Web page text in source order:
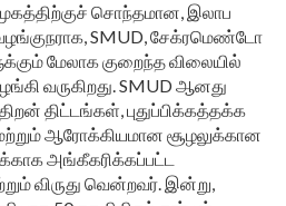
சொந்தமான, இலாப
SMUD, சேக்ரமெண்டோ
மேலாக குறைந்த விலையில்
வருகிறது. SMUD ஆனது
திட்டங்கள், புதுப்பிக்கத்தக்க
ஆரோக்கியமான சூழலுக்கான
அங்கீகரிக்கப்பட்ட
விருது வென்றவர். இன்று,